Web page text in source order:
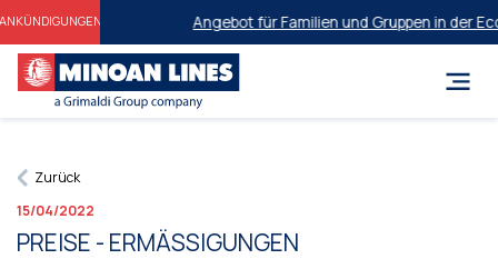
Angebot für Familien und Gruppen in der
Zurück
15/04/2022
PREISE - ERMÄSSIGUNGEN